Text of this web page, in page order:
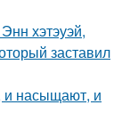
хэтэуэй,
заставил
и насыщают, и